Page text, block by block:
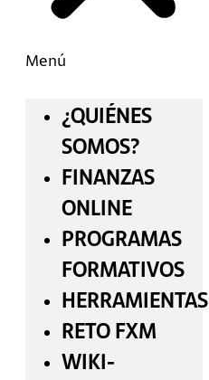
Menú
¿QUIÉNES
SOMOS?
FINANZAS
ONLINE
PROGRAMAS
FORMATIVOS
HERRAMIENTAS
RETO FXM
WIKI-